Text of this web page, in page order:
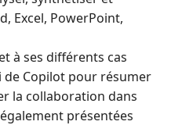
Excel, PowerPoint,
à ses différents cas
de Copilot pour résumer
la collaboration dans
présentées